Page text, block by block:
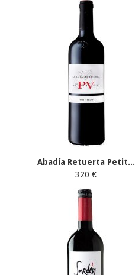
Abadía Retuerta Petit...
320 €